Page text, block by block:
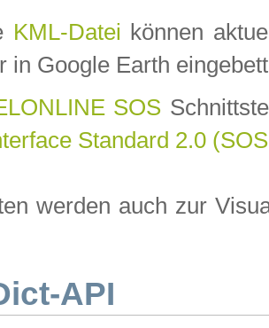
KML-Datei können
in Google Earth
SOS
Standard 2.0
werden auch zur
API